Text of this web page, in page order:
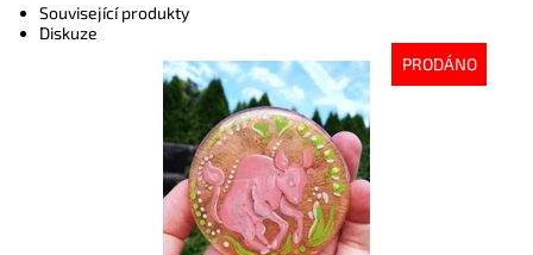
Související produkty
Diskuze
PRODÁNO
Vyprodáno
4443